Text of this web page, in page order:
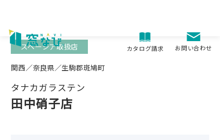
content
カタログ請求 お問い合わせ
関西／奈良県／生駒郡斑鳩町
タナカガラステン
田中硝子店
スペーシア取扱店